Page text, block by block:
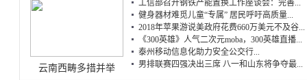
云南西畴多措并举
工信部召开钢铁产能置换工作座谈会：完善...
健身器材难觅儿童“专属” 居民呼吁高质量...
2018年苹果游说美政府花费660万美元不及谷...
《300英雄》人气二次元moba，300英雄直播...
泰州移动信息化助力安全公交行...
男排联赛四强决出三席 八一和山东将争夺最...